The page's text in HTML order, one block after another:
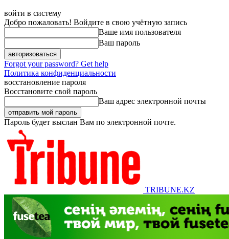
войти в систему
Добро пожаловать! Войдите в свою учётную запись
Ваше имя пользователя
Ваш пароль
Forgot your password? Get help
Политика конфиденциальности
восстановление пароля
Восстановите свой пароль
Ваш адрес электронной почты
Пароль будет выслан Вам по электронной почте.
TRIBUNE.KZ